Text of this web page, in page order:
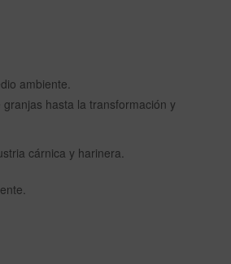
ambiente.
hasta la transformación y
cárnica y harinera.